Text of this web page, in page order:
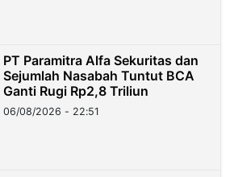
PT Paramitra Alfa Sekuritas dan
Sejumlah Nasabah Tuntut BCA
Ganti Rugi Rp2,8 Triliun
06/08/2026 - 22:51